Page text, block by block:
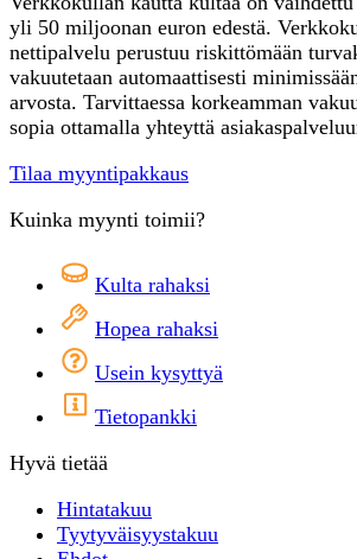
yli 50 miljoonan euron edestä.
nettipalvelu perustuu riskittömään
vakuutetaan automaattisesti
arvosta. Tarvittaessa korkeamman
sopia ottamalla yhteyttä
Tilaa myyntipakkaus
Kuinka myynti toimii?
Kulta rahaksi
Hopea rahaksi
Usein kysyttyä
Tietopankki
Hyvä tietää
Hintatakuu
Tyytyväisyystakuu